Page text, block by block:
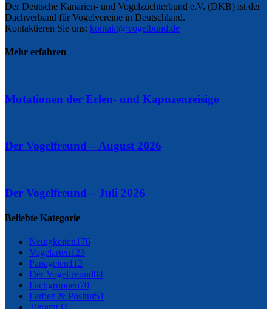
Der Deutsche Kanarien- und Vogelzüchterbund e.V. (DKB) ist der
Dachverband für Vogelvereine in Deutschland.
Kontaktieren Sie uns: kontakt@vogelbund.de
Mehr erfahren
Mutationen der Erlen- und Kapuzenzeisige
Der Vogelfreund – August 2026
Der Vogelfreund – Juli 2026
Beliebte Kategorie
Neuigkeiten176
Vogelarten123
Papageien112
Der Vogelfreund84
Fachgruppen70
Farben & Positur51